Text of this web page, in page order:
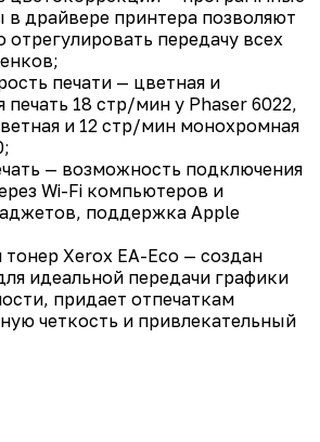
в драйвере принтера позволяют
отрегулировать передачу всех
печати — цветная и
18 стр/мин у Phaser 6022,
и 12 стр/мин монохромная
— возможность подключения
Wi-Fi компьютеров и
поддержка Apple
Xerox EA-Eco — создан
идеальной передачи графики
придает отпечаткам
четкость и привлекательный